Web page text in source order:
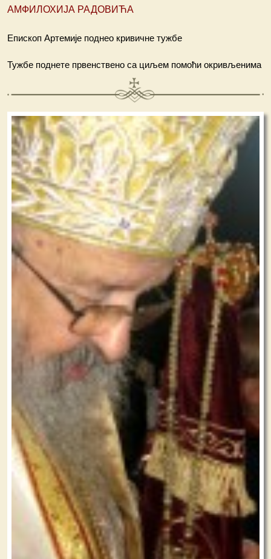
АМФИЛОХИЈА РАДОВИЋА
Епископ Артемије поднео кривичне тужбе
Тужбе поднете првенствено са циљем помоћи окривљенима